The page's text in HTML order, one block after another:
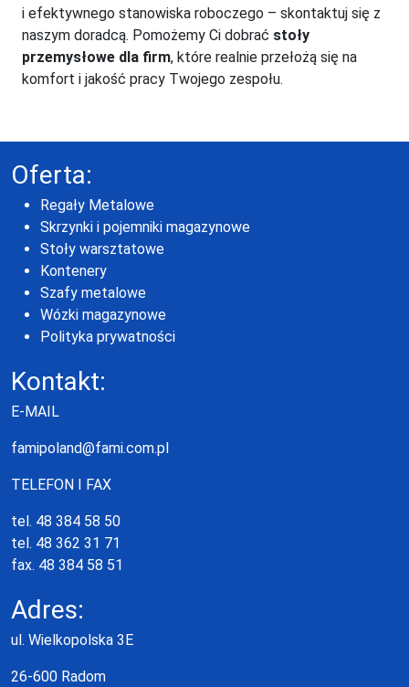
i efektywnego stanowiska roboczego – skontaktuj się z
naszym doradcą. Pomożemy Ci dobrać stoły
przemysłowe dla firm, które realnie przełożą się na
komfort i jakość pracy Twojego zespołu.
Oferta:
Regały Metalowe
Skrzynki i pojemniki magazynowe
Stoły warsztatowe
Kontenery
Szafy metalowe
Wózki magazynowe
Polityka prywatności
Kontakt:
E-MAIL
famipoland@fami.com.pl
TELEFON I FAX
tel. 48 384 58 50
tel. 48 362 31 71
fax. 48 384 58 51
Adres:
ul. Wielkopolska 3E
26-600 Radom